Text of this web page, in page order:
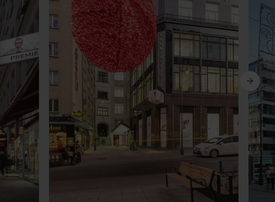
Weiter